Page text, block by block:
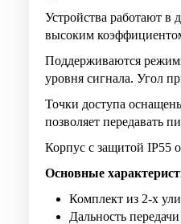
Устройства работают в
высоким
Поддерживаются
уровня сигнала. Угол
Точки доступа
позволяет передавать
Корпус с защитой IP55
Основные
Комплект из 2-х
Дальность